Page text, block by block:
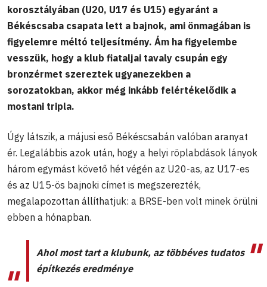
korosztályában (U20, U17 és U15) egyaránt a
Békéscsaba csapata lett a bajnok, ami önmagában is
figyelemre méltó teljesítmény. Ám ha figyelembe
vesszük, hogy a klub fiataljai tavaly csupán egy
bronzérmet szereztek ugyanezekben a
sorozatokban, akkor még inkább felértékelődik a
mostani tripla.
Úgy látszik, a májusi eső Békéscsabán valóban aranyat
ér. Legalábbis azok után, hogy a helyi röplabdások lányok
három egymást követő hét végén az U20-as, az U17-es
és az U15-ös bajnoki címet is megszerezték,
megalapozottan állíthatjuk: a BRSE-ben volt minek örülni
ebben a hónapban.
Ahol most tart a klubunk, az többéves tudatos
építkezés eredménye